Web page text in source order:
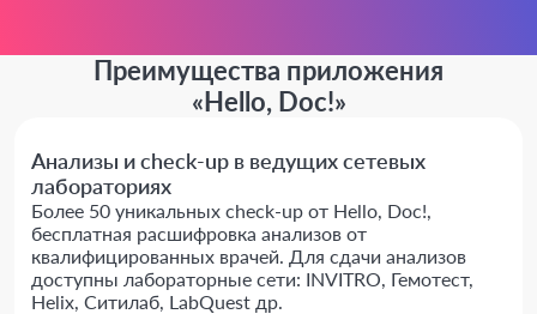
Преимущества приложения
«Hello, Doc!»
Анализы и check-up в ведущих сетевых
лабораториях
Более 50 уникальных check-up от Hello, Doc!,
бесплатная расшифровка анализов от
квалифицированных врачей. Для сдачи анализов
доступны лабораторные сети: INVITRO, Гемотест,
Helix, Ситилаб, LabQuest др.